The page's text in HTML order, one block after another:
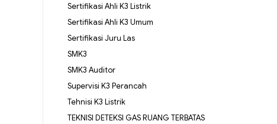
Sertifikasi Ahli K3 Listrik
Sertifikasi Ahli K3 Umum
Sertifikasi Juru Las
SMK3
SMK3 Auditor
Supervisi K3 Perancah
Tehnisi K3 Listrik
TEKNISI DETEKSI GAS RUANG TERBATAS